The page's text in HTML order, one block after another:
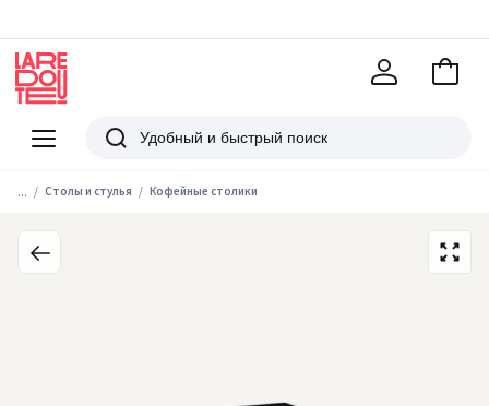
Меню
Redoute
Поиск
В
... Столы и стулья Кофейные столики